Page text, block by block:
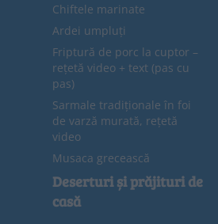
Chiftele marinate
Ardei umpluți
Friptură de porc la cuptor –
rețetă video + text (pas cu
pas)
Sarmale tradiționale în foi
de varză murată, rețetă
video
Musaca grecească
Deserturi și prăjituri de
casă